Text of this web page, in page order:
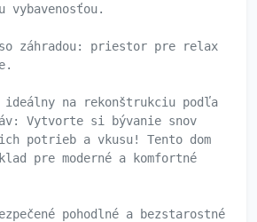
vybavenosťou.
so záhradou: priestor pre relax
ideálny na rekonštrukciu podľa
Vytvorte si bývanie snov
potrieb a vkusu! Tento dom
pre moderné a komfortné
pohodlné a bezstarostné